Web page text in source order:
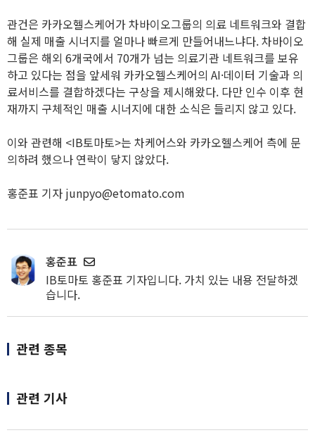
관건은 카카오헬스케어가 차바이오그룹의 의료 네트워크와 결합
해 실제 매출 시너지를 얼마나 빠르게 만들어내느냐다. 차바이오
그룹은 해외 6개국에서 70개가 넘는 의료기관 네트워크를 보유
하고 있다는 점을 앞세워 카카오헬스케어의 AI·데이터 기술과 의
료서비스를 결합하겠다는 구상을 제시해왔다. 다만 인수 이후 현
재까지 구체적인 매출 시너지에 대한 소식은 들리지 않고 있다.
이와 관련해 <IB토마토>는 차케어스와 카카오헬스케어 측에 문
의하려 했으나 연락이 닿지 않았다.
홍준표 기자 junpyo@etomato.com
홍준표
IB토마토 홍준표 기자입니다. 가치 있는 내용 전달하겠
습니다.
관련 종목
관련 기사